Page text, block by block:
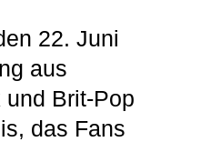
22. Juni
aus
Brit-Pop
das Fans